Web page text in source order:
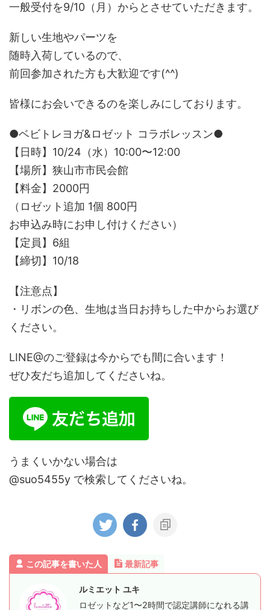
一般受付を9/10（月）からとさせていただきます。
新しい生地やパーツを
随時入荷しているので、
前回参加された方も大歓迎です(^^)
皆様にお会いできるのを楽しみにしております。
●ベビトレヨガ&ロゼット コラボレッスン●
【日時】10/24（水）10:00〜12:00
【場所】狭山市市民会館
【料金】2000円
（ロゼット追加 1個 800円
お申込み時にお申し付けください）
【定員】6組
【締切】10/18
【注意点】
・リボンの色、生地は当日お持ちした中からお選び
ください。
LINE@のご登録は今からでも間に合います！
ぜひ友だち追加してくださいね。
うまくいかない場合は
@suo5455y で検索してくださいね。
この記事を書いた人 最新記事
ルミエット ユキ
ロゼットなど1〜2時間で認定講師になれる講